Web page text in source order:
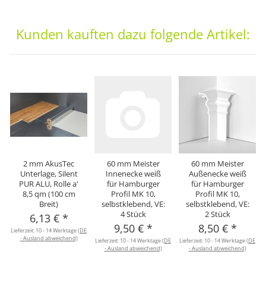
Kunden kauften dazu folgende Artikel:
2 mm AkusTec
Unterlage, Silent
PUR ALU, Rolle a'
8,5 qm (100 cm
Breit)
6,13 € *
Lieferzeit: 10 - 14 Werktage(DE
- Ausland abweichend)
60 mm Meister
Innenecke weiß
für Hamburger
Profil MK 10,
selbstklebend, VE:
4 Stück
9,50 € *
Lieferzeit: 10 - 14 Werktage(DE
- Ausland abweichend)
60 mm Meister
Außenecke weiß
für Hamburger
Profil MK 10,
selbstklebend, VE:
2 Stück
8,50 € *
Lieferzeit: 10 - 14 Werktage(DE
- Ausland abweichend)